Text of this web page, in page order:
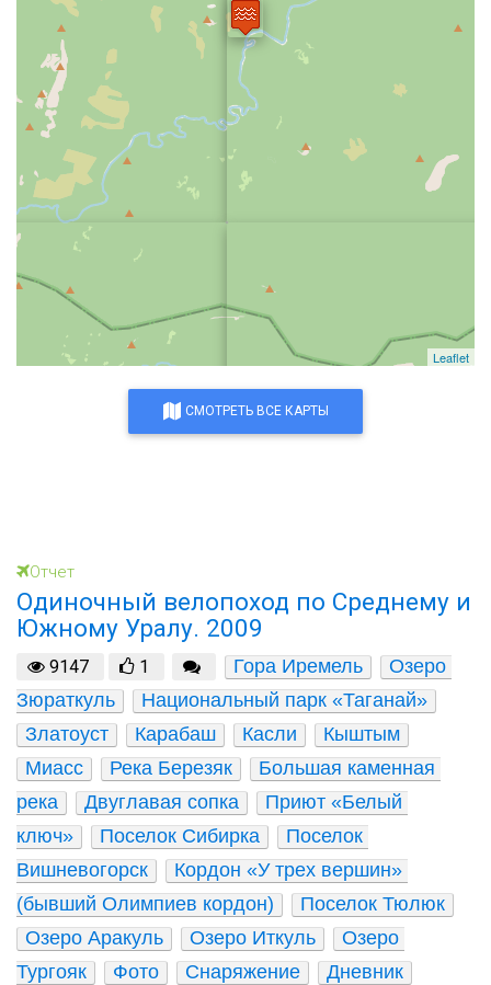
Leaflet
СМОТРЕТЬ ВСЕ КАРТЫ
Отчет
Одиночный велопоход по Среднему и
Южному Уралу. 2009
9147 1 Гора Иремель
Озеро
Зюраткуль
Национальный парк «Таганай»
Златоуст
Карабаш Касли
Кыштым
Миасс
Река Березяк
Большая каменная
река
Двуглавая сопка
Приют «Белый
ключ»
Поселок Сибирка
Поселок
Вишневогорск
Кордон «У трех вершин»
(бывший Олимпиев кордон)
Поселок Тюлюк
Озеро Аракуль
Озеро Иткуль
Озеро
Тургояк
Фото Снаряжение Дневник